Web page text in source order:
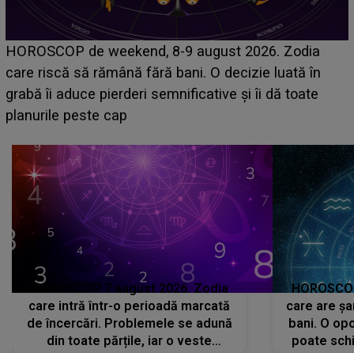
Emanuel a ținut ACEST DETALIU ASCUNS până
acum! În fața Alexandrei, concurentul din Casa Iubirii
face o MĂRTURISIRE NEAȘTEPTATĂ despre mama
sa: "I-am spus și ei în față, eu nu te iubesc pentru
HOROSCOP 7 august 2026. Zodia
care intră într-o perioadă marcată
de încercări. Problemele se adună
din toate părțile, iar o veste
care are
bani. O
poate